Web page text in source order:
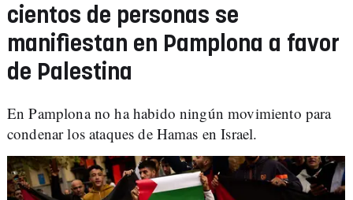
cientos de personas se
manifiestan en Pamplona a favor
de Palestina
En Pamplona no ha habido ningún movimiento para
condenar los ataques de Hamas en Israel.